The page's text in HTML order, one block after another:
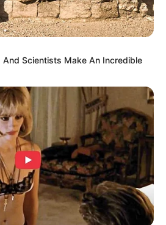
annehathaway)
sepertiprincess
Scientists Make An Incredible